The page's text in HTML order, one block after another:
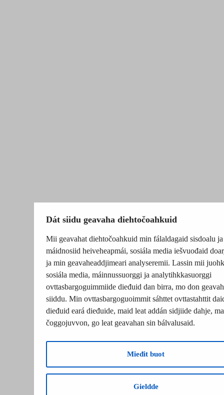
Dát siidu geavaha diehtočoahkuid
Mii geavahat diehtočoahkuid min fálaldagaid sisdoalu ja
máidnosiid heiveheapmái, sosiála media iešvuođaid
ja min geavaheaddjimeari analyseremii. Lassin mii
sosiála media, máinnussuorggi ja analytihkkasuorggi
ovttasbargoguimmiide dieđuid dan birra, mo don
siiddu. Min ovttasbargoguoimmit sáhttet ovttastahttit
dieđuid eará dieđuide, maid leat addán sidjiide dahje,
čoggojuvvon, go leat geavahan sin bálvalusaid.
Mieđit buot
Gieldde